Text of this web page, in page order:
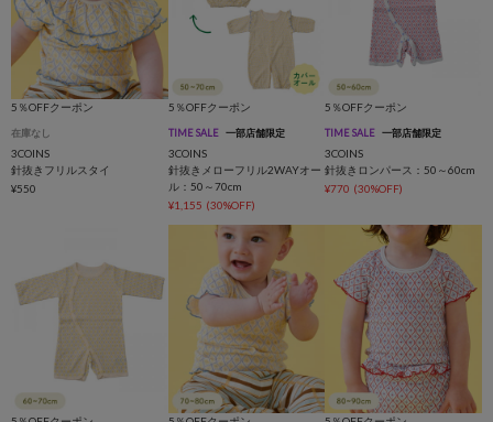
5％OFFクーポン
在庫なし
3COINS
針抜きフリルスタイ
¥550
5％OFFクーポン
TIME SALE 一部店舗限定
3COINS
針抜きメローフリル2WAYオー
ル：50～70cm
¥1,155 (30%OFF)
5％OFFクーポン
TIME SALE 一部店舗限定
3COINS
針抜きロンパース：50～60cm
¥770 (30%OFF)